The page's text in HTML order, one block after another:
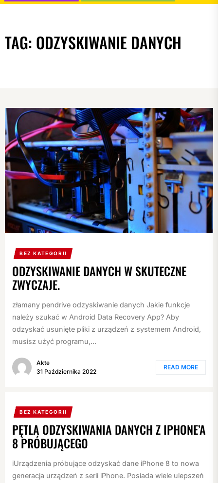
TAG: ODZYSKIWANIE DANYCH
BEZ KATEGORII
ODZYSKIWANIE DANYCH W SKUTECZNE
ZWYCZAJE.
złamany pendrive odzyskiwanie danych Jakie funkcje
należy szukać w Android Data Recovery App? Aby
odzyskać usunięte pliki z urządzeń z systemem Android,
musisz użyć programu,...
Akte
31 Października 2022
READ MORE
BEZ KATEGORII
PĘTLA ODZYSKIWANIA DANYCH Z IPHONE’A
8 PRÓBUJĄCEGO
iUrządzenia próbujące odzyskać dane iPhone 8 to nowa
generacja urządzeń z serii iPhone. Posiada wiele ulepszeń